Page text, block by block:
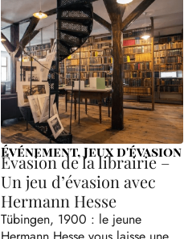
Événement,Jeux d'évasion
Évasion de la librairie –
Un jeu d’évasion avec
Hermann Hesse
Tübingen, 1900 : le jeune